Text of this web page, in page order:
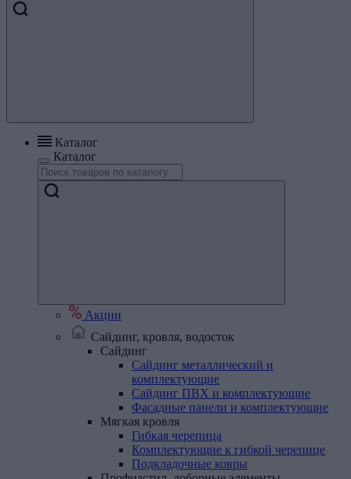
Каталог
Каталог
Акции
Сайдинг, кровля, водосток
Сайдинг
Сайдинг металлический и
комплектующие
Сайдинг ПВХ и комплектующие
Фасадные панели и комплектующие
Мягкая кровля
Гибкая черепица
Комплектующие к гибкой черепице
Подкладочные ковры